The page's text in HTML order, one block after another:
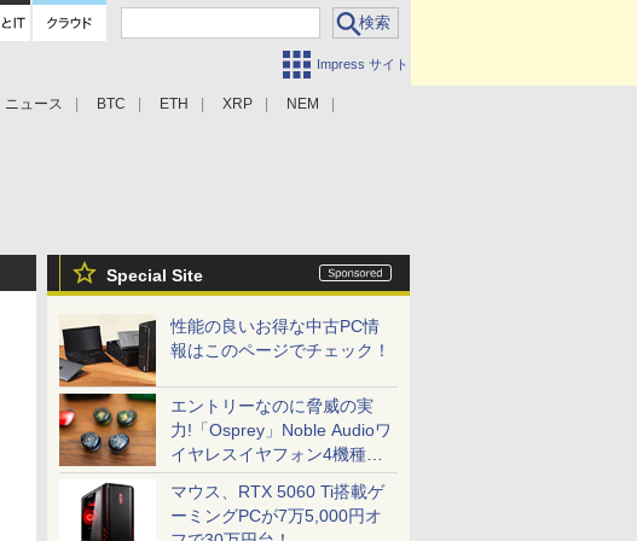
Impress サイト
ニュース BTC ETH XRP
NEM
Special Site
性能の良いお得な中古PC情
報はこのページでチェック！
エントリーなのに脅威の実
力!「Osprey」Noble Audioワ
イヤレスイヤフォン4機種を
一気に聴く
マウス、RTX 5060 Ti搭載ゲ
ーミングPCが7万5,000円オ